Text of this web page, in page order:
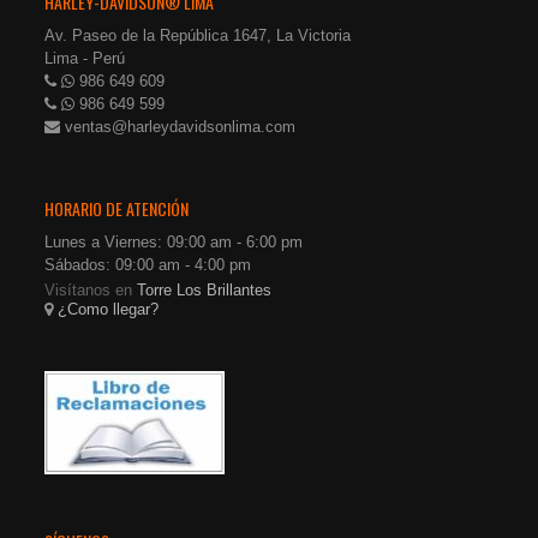
Av. Paseo de la República 1647, La Victoria
Lima - Perú
986 649 609
986 649 599
ventas@harleydavidsonlima.com
HORARIO DE ATENCIÓN
Lunes a Viernes: 09:00 am - 6:00 pm
Sábados: 09:00 am - 4:00 pm
Visítanos enTorre Los Brillantes
¿Como llegar?